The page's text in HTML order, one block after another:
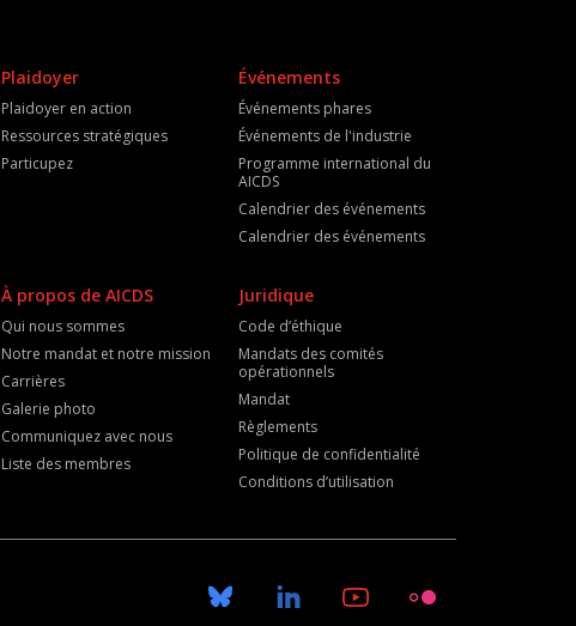
Plaidoyer
Plaidoyer en action
Ressources stratégiques
Particupez
Événements
Événements phares
Événements de l'industrie
Programme international du
AICDS
Calendrier des événements
Calendrier des événements
À propos de AICDS
Qui nous sommes
Notre mandat et notre mission
Carrières
Galerie photo
Communiquez avec nous
Liste des membres
Juridique
Code d’éthique
Mandats des comités
opérationnels
Mandat
Règlements
Politique de confidentialité
Conditions d’utilisation